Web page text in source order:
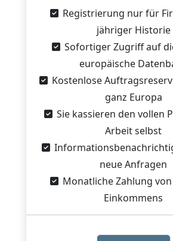
Registrierung nur für
jähriger Historie
Sofortiger Zugriff auf
europäische
Kostenlose
ganz Europa
Sie kassieren den vollen
Arbeit selbst
neue Anfragen
Monatliche Zahlung von
Einkommens